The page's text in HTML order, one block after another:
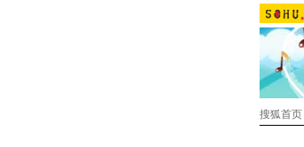
搜狐首页